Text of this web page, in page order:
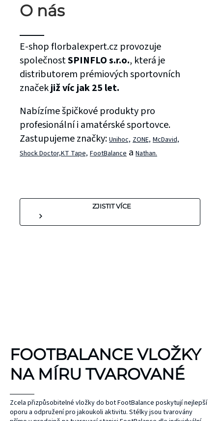
O nás
E-shop florbalexpert.cz provozuje
společnostSPINFLO s.r.o., která je
distributorem prémiových sportovních
značekjiž víc jak 25 let.
Nabízíme špičkové produkty pro
profesionální i amatérské sportovce.
Zastupujeme značky: Unihoc, ZONE, McDavid,
Shock Doctor,KT Tape, FootBalance a Nathan.
ZJISTIT VÍCE
FOOTBALANCE VLOŽKY
NA MÍRU TVAROVANÉ
Zcela přizpůsobitelné vložky do bot FootBalance poskytují nejlepší
oporu a odpružení pro jakoukoli aktivitu. Stélky jsou tvarovány
UNIHOC
ČEPEL
ZONE
KINEZIOLOGICKÉ
TEJPY
KT TAPE
bez latexu a
přírodního